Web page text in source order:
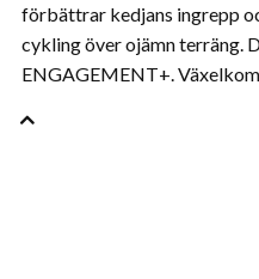
förbättrar kedjans ingrepp
cykling över ojämn terräng.
ENGAGEMENT+.